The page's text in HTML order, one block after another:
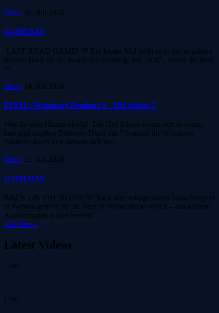
News 16. Juli 2026
GAMEDAY
LAST ROAD GAME! 💜 Ein letztes Mal heißt es in der regulären
Saison: Back on the Road! Am Samstag, den 18.07., reisen die Men
in…
News 14. Juli 2026
FINAL: Würzburg Panthers 6 – Hof Jokers 7
Was für eine Hitzeschlacht! Die Hof Jokers setzen sich in einem
hart umkämpften Defensiv-Duell mit 7:6 gegen die Würzburg
Panthers durch und sichern sich den…
News 12. Juli 2026
GAMEDAY
BACK ON THE ROAD!💜 Nach dem erfolgreichen Auswärtsspiel
in Weiden geht es für die Men in Purple direkt weiter – das nächste
Auswärtsspiel wartet bereits!…
Alle News
Latest Videos
Live
Live